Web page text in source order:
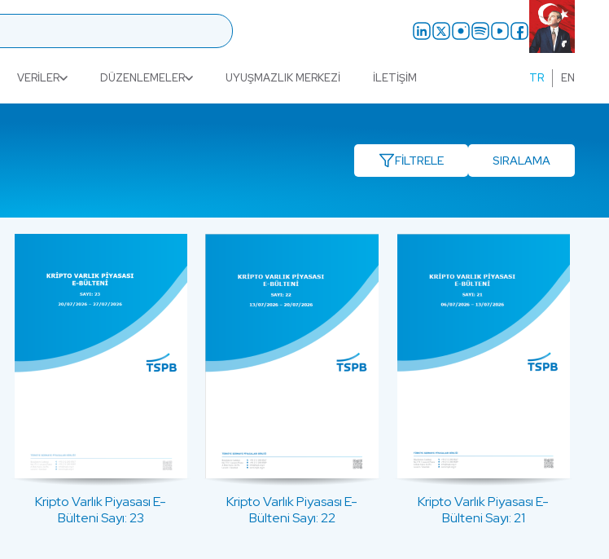
VERILER DÜZENLEMELER UYUŞMAZLIK MERKEZI İLETIŞIM TR EN
FİLTRELE
Kripto Varlık Piyasası E-
Bülteni Sayı: 23
Kripto Varlık Piyasası E-
Bülteni Sayı: 22
Kripto Varlık Piyasası E-
Bülteni Sayı: 21